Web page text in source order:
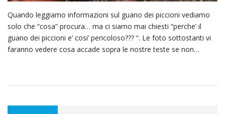
Quando leggiamo informazioni sul guano dei piccioni vediamo
solo che “cosa” procura… ma ci siamo mai chiesti “perche’ il
guano dei piccioni e’ cosi’ pericoloso??? “. Le foto sottostanti vi
faranno vedere cosa accade sopra le nostre teste se non…